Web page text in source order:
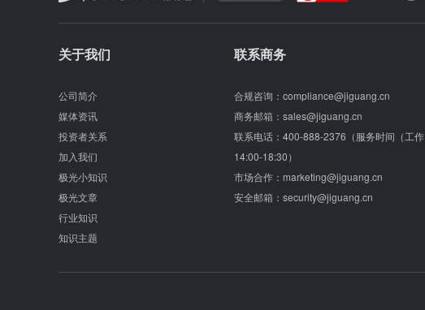
关于我们
公司简介
媒体资讯
投资者关系
加入我们
极光小知识
极光文章
行业知识
知识主题
联系商务
合规咨询： compliance@jiguang.cn
商务邮箱： sales@jiguang.cn
联系电话： 400-888-2376（服务时间（工
14:00-18:30）
市场合作： marketing@jiguang.cn
安全邮箱： security@jiguang.cn